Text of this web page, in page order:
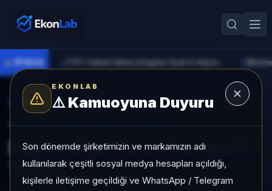
EKONLAB
⚠️Kamuoyuna Duyuru
Son dönemde şirketimizin ve markamızın adı
kullanılarak çeşitli sosyal medya hesapları açıldığı,
kişilerle iletişime geçildiği ve WhatsApp / Telegram
● PİYASA
AI Kripto Radar/ICNT
SUNUCU TARAFI KRIPTO GIRIŞI
Impossible Cloud Network
Token